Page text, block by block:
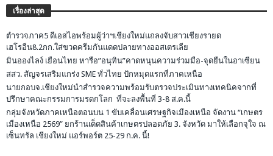
เรื่องล่าสุด
ตำรวจภาค5 ดีเอสไอพร้อมผู้ว่าฯเชียงใหม่แถลงจับสาวเชียงรายด
เฮโรอีน8.2กก.ใส่ขวดครีมกันแดดปลายทางออสเตรเลีย
มินอองไลง์ เยือนไทย หารือ”อนุทิน”คาดหนุนความร่วมมือ-จุดยืนในอาเซียน
สสว. สัญจรเสริมแกร่ง SME ทั่วไทย ปักหมุดแรกที่ภาคเหนือ
นายกอบจ.เชียงใหม่นำสำรวจความพร้อมรับตรวจประเมินทางเทคนิคจากที่
ปรึกษาคณะกรรมการมรดกโลก ที่จะลงพื้นที่ 3-8 ส.ค.นี้
กลุ่มจังหวัดภาคเหนือตอนบน 1 ขับเคลื่อนเศรษฐกิจเมืองเหนือ จัดงาน “เกษตร
เมืองเหนือ 2569” ยกร้านเด็ดสินค้าเกษตรปลอดภัย 3. จังหวัด มาให้เลือกจุใจ ณ
เซ็นทรัล เชียงใหม่ แอร์พอร์ต 25-29 ก.ค. นี้!